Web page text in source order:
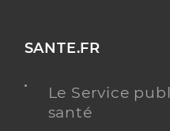
SANTE.FR
Le Service
santé